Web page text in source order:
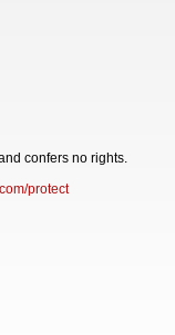
confers no rights.
protect